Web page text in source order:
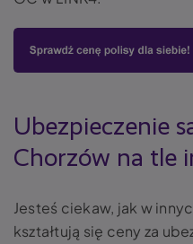
Ubezpieczenie
Chorzów na tle
Jesteś ciekaw, jak w
kształtują się ceny za